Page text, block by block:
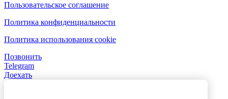
Пользовательское соглашение
Политика конфиденциальности
Политика использования cookie
Позвонить
Telegram
Доехать